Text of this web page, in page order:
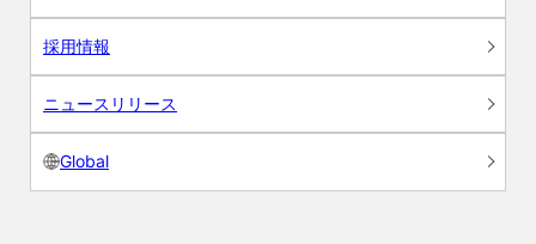
採用情報
ニュースリリース
Global